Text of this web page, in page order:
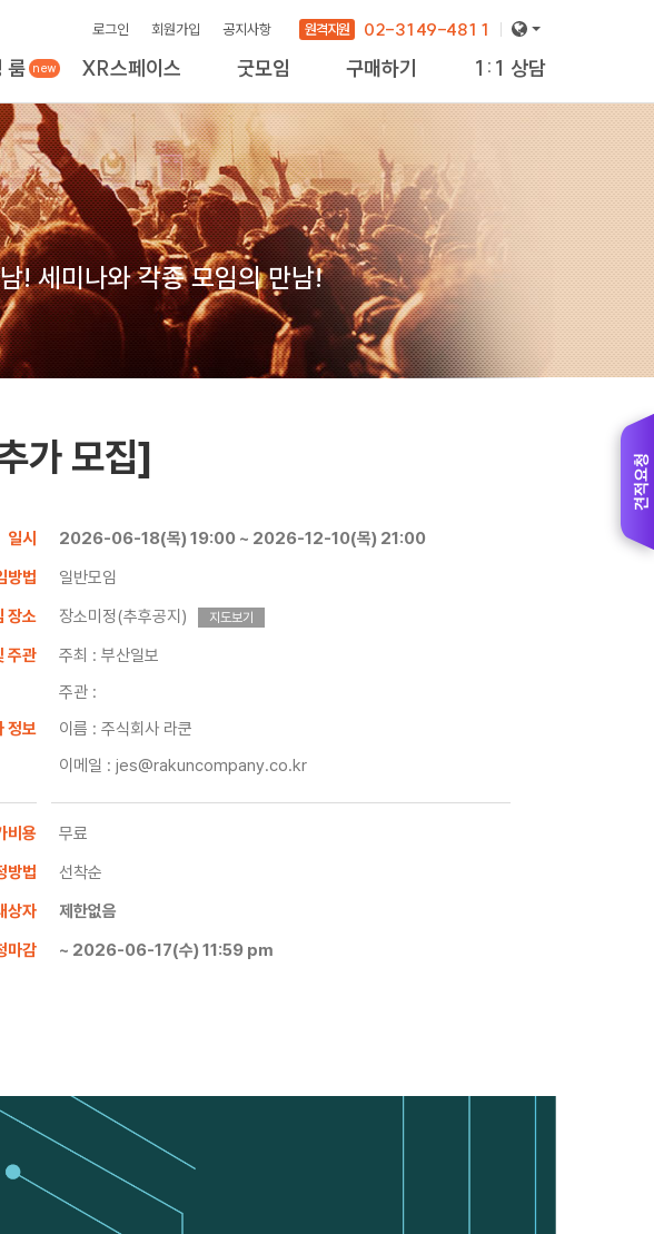
로그인 회원가입 공지사항 원격지원 02-3149-4811
룸 new XR스페이스 굿모임 구매하기 1:1 상담
! 세미나와 각종 모임의 만남!
가 모집]
일시
2026-06-18(목) 19:00 ~ 2026-12-10(목) 21:00
방법
일반모임
장소
장소미정(추후공지) 지도보기
주관
주최 : 부산일보
주관 :
정보
이름 : 주식회사 라쿤
이메일 : jes@rakuncompany.co.kr
비용
무료
방법
선착순
상자
제한없음
마감
~ 2026-06-17(수) 11:59 pm
견적